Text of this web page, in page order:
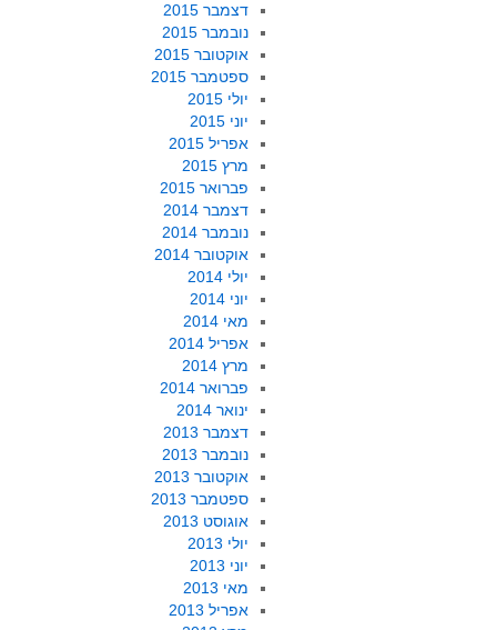
דצמבר 2015
נובמבר 2015
אוקטובר 2015
ספטמבר 2015
יולי 2015
יוני 2015
אפריל 2015
מרץ 2015
פברואר 2015
דצמבר 2014
נובמבר 2014
אוקטובר 2014
יולי 2014
יוני 2014
מאי 2014
אפריל 2014
מרץ 2014
פברואר 2014
ינואר 2014
דצמבר 2013
נובמבר 2013
אוקטובר 2013
ספטמבר 2013
אוגוסט 2013
יולי 2013
יוני 2013
מאי 2013
אפריל 2013